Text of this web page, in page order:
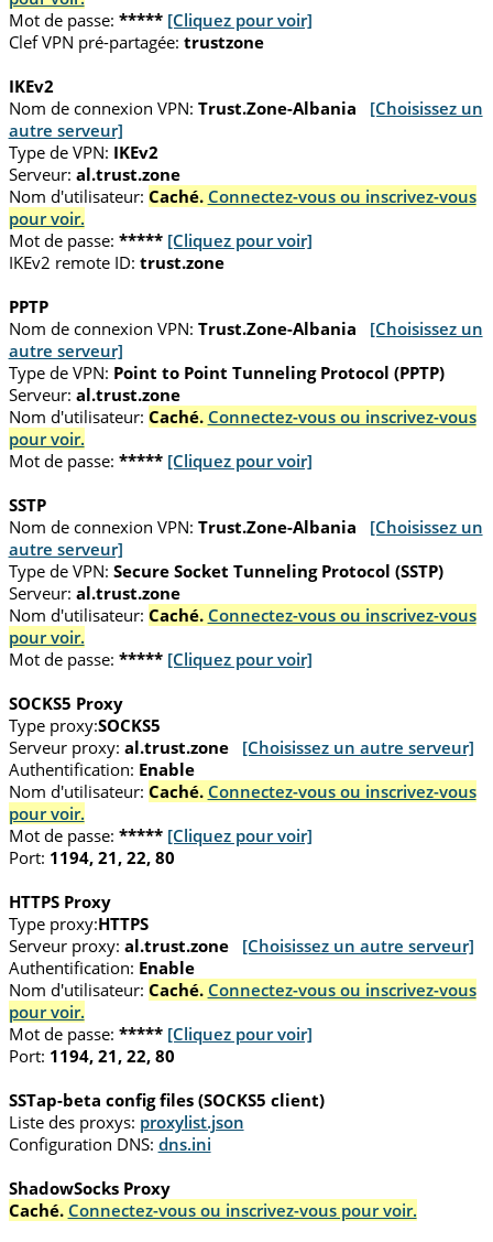
Mot de passe: ***** [Cliquez pour voir]
Clef VPN pré-partagée: trustzone
IKEv2
Nom de connexion VPN: Trust.Zone-Albania
[Choisissez un
autre serveur]
Type de VPN: IKEv2
Serveur: al.trust.zone
Nom d'utilisateur: Caché. Connectez-vous ou inscrivez-vous
pour voir.
Mot de passe: ***** [Cliquez pour voir]
IKEv2 remote ID: trust.zone
PPTP
Nom de connexion VPN: Trust.Zone-Albania
[Choisissez un
autre serveur]
Type de VPN: Point to Point Tunneling Protocol (PPTP)
Serveur: al.trust.zone
Nom d'utilisateur: Caché. Connectez-vous ou inscrivez-vous
pour voir.
Mot de passe: ***** [Cliquez pour voir]
SSTP
Nom de connexion VPN: Trust.Zone-Albania
[Choisissez un
autre serveur]
Type de VPN: Secure Socket Tunneling Protocol (SSTP)
Serveur: al.trust.zone
Nom d'utilisateur: Caché. Connectez-vous ou inscrivez-vous
pour voir.
Mot de passe: ***** [Cliquez pour voir]
SOCKS5 Proxy
Type proxy:SOCKS5
Serveur proxy: al.trust.zone
[Choisissez un autre serveur]
Authentification: Enable
Nom d'utilisateur: Caché. Connectez-vous ou inscrivez-vous
pour voir.
Mot de passe: ***** [Cliquez pour voir]
Port: 1194, 21, 22, 80
HTTPS Proxy
Type proxy:HTTPS
Serveur proxy: al.trust.zone
[Choisissez un autre serveur]
Authentification: Enable
Nom d'utilisateur: Caché. Connectez-vous ou inscrivez-vous
pour voir.
Mot de passe: ***** [Cliquez pour voir]
Port: 1194, 21, 22, 80
SSTap-beta config files (SOCKS5 client)
Liste des proxys: proxylist.json
Configuration DNS: dns.ini
ShadowSocks Proxy
Caché. Connectez-vous ou inscrivez-vous pour voir.